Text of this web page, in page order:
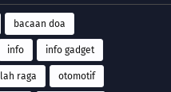
bacaan doa
info info gadget
raga otomotif